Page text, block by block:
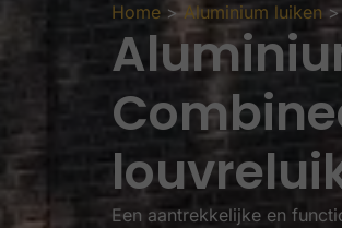
Home >Aluminium luiken
Een aantrekkelijke en